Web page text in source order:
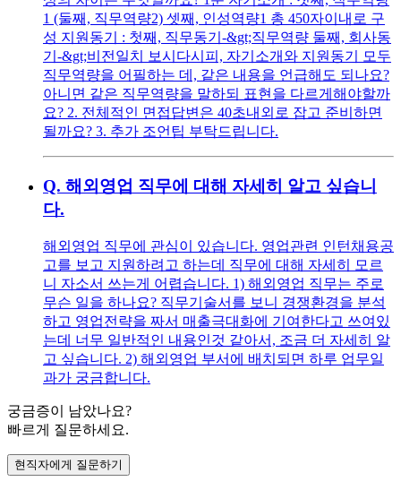
1 (둘째, 직무역량2) 셋째, 인성역량1 총 450자이내로 구
성 지원동기 : 첫째, 직무동기-&gt;직무역량 둘째, 회사동
기-&gt;비전일치 보시다시피, 자기소개와 지원동기 모두
직무역량을 어필하는 데, 같은 내용을 언급해도 되나요?
아니면 같은 직무역량을 말하되 표현을 다르게해야할까
요? 2. 전체적인 면접답변은 40초내외로 잡고 준비하면
될까요? 3. 추가 조언팁 부탁드립니다.
Q. 해외영업 직무에 대해 자세히 알고 싶습니
다.
해외영업 직무에 관심이 있습니다. 영업관련 인턴채용공
고를 보고 지원하려고 하는데 직무에 대해 자세히 모르
니 자소서 쓰는게 어렵습니다. 1) 해외영업 직무는 주로
무슨 일을 하나요? 직무기술서를 보니 경쟁환경을 분석
하고 영업전략을 짜서 매출극대화에 기여한다고 쓰여있
는데 너무 일반적인 내용인것 같아서, 조금 더 자세히 알
고 싶습니다. 2) 해외영업 부서에 배치되면 하루 업무일
과가 궁금합니다.
궁금증이 남았나요?
빠르게 질문하세요.
현직자에게 질문하기